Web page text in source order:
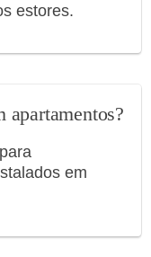
estores.
apartamentos?
em